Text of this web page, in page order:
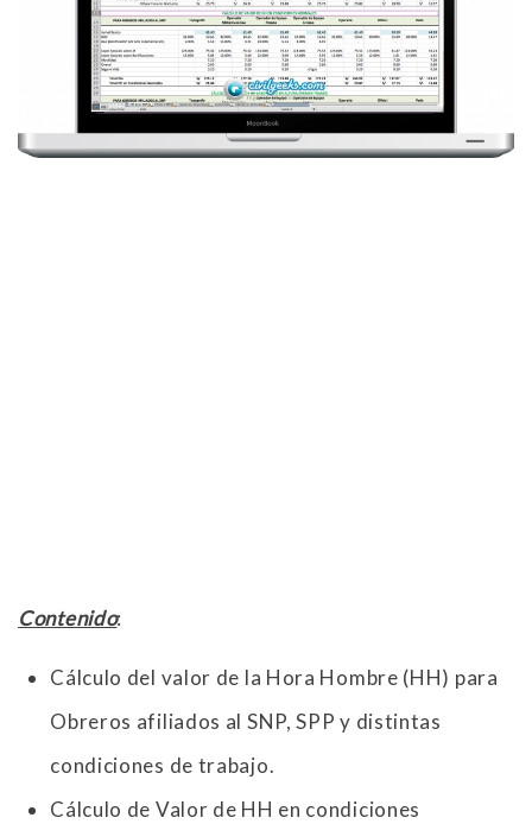
Contenido:
Cálculo del valor de la Hora Hombre (HH) para
Obreros afiliados al SNP, SPP y distintas
condiciones de trabajo.
Cálculo de Valor de HH en condiciones